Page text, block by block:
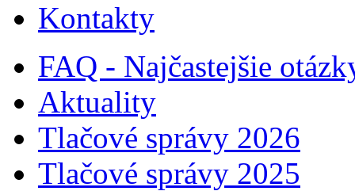
Kontakty
FAQ - Najčastejšie
Aktuality
Tlačové správy 2026
Tlačové správy 2025